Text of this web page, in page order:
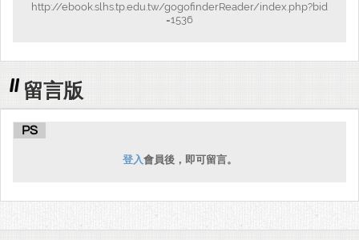
http://ebook.slhs.tp.edu.tw/gogofinderReader/index.php?bid
=1536
留言版
PS
登入會員後，即可留言。